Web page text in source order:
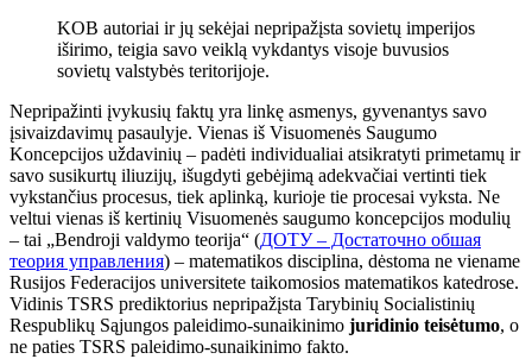
KOB autoriai ir jų sekėjai nepripažįsta sovietų imperijos
iširimo, teigia savo veiklą vykdantys visoje buvusios
sovietų valstybės teritorijoje.
Nepripažinti įvykusių faktų yra linkę asmenys, gyvenantys savo
įsivaizdavimų pasaulyje. Vienas iš Visuomenės Saugumo
Koncepcijos uždavinių – padėti individualiai atsikratyti primetamų ir
savo susikurtų iliuzijų, išugdyti gebėjimą adekvačiai vertinti tiek
vykstančius procesus, tiek aplinką, kurioje tie procesai vyksta. Ne
veltui vienas iš kertinių Visuomenės saugumo koncepcijos modulių
– tai „Bendroji valdymo teorija“ (ДОТУ – Достаточно обшая
теория управления) – matematikos disciplina, dėstoma ne viename
Rusijos Federacijos universitete taikomosios matematikos katedrose.
Vidinis TSRS prediktorius nepripažįsta Tarybinių Socialistinių
Respublikų Sąjungos paleidimo-sunaikinimo juridinio teisėtumo, o
ne paties TSRS paleidimo-sunaikinimo fakto.